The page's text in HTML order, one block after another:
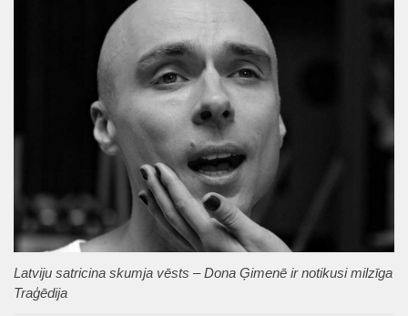
Latviju satricina skumja vēsts – Dona Ģimenē ir notikusi milzīga
Traģēdija